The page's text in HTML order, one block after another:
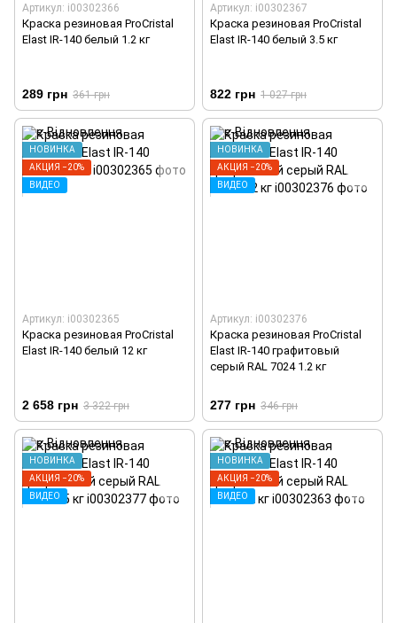
Артикул: i00302366
Краска резиновая ProCristal
Elast IR-140 белый 1.2 кг
289 грн 361 грн
Артикул: i00302367
Краска резиновая ProCristal
Elast IR-140 белый 3.5 кг
822 грн 1 027 грн
НОВИНКА
АКЦИЯ −20%
ВИДЕО
Артикул: i00302365
Краска резиновая ProCristal
Elast IR-140 белый 12 кг
2 658 грн 3 322 грн
НОВИНКА
АКЦИЯ −20%
ВИДЕО
Артикул: i00302376
Краска резиновая ProCristal
Elast IR-140 графитовый
серый RAL 7024 1.2 кг
277 грн 346 грн
НОВИНКА
АКЦИЯ −20%
ВИДЕО
НОВИНКА
АКЦИЯ −20%
ВИДЕО